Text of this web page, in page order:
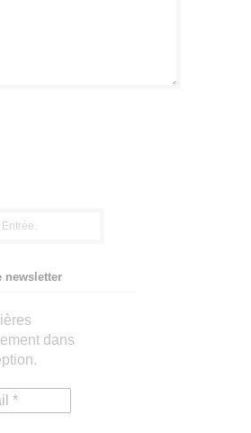
newsletter
dans